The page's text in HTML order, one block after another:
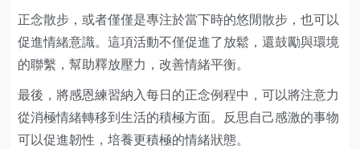
正念散步，或者僅僅是專注於當下時的悠閒散步，也可以
促進情緒意識。這項活動不僅促進了放鬆，還鼓勵與環境
的聯繫，幫助釋放壓力，改善情緒平衡。
最後，將感恩練習納入每日的正念例程中，可以將注意力
從消極情緒轉移到生活的積極方面。反思自己感激的事物
可以促進韌性，培養更積極的情緒狀態。